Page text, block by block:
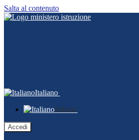
Salta al contenuto
Italiano
Italiano
Accedi